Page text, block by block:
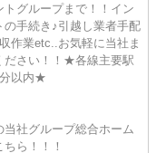
トグループまで！！イン
の手続き♪引越し業者手配
作業etc..お気軽に当社ま
ださい！！★各線主要駅
以内★
当社グループ総合ホーム
ら！！！